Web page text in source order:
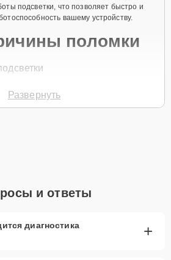
подсветки, что позволяет быстро и
вашему устройству.
поломки
ремонт.
Развернуть
и ответы
диагностика
+